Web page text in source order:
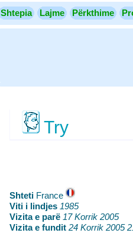
Shtepia Lajme Përkthime
Try
Shteti ‎France
Viti i lindjes 1985
Vizita e parë 17 Korrik 2005
Vizita e fundit 24 Korrik 2005